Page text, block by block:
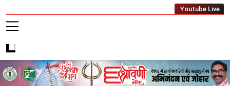
Munadi Live – Jharkhand's Leading Local
Youtube Live